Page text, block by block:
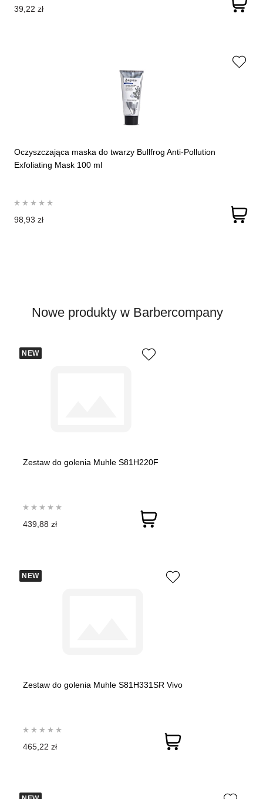
39,22 zł
Oczyszczająca maska ​​do twarzy Bullfrog Anti-Pollution
Exfoliating Mask 100 ml
98,93 zł
Nowe produkty w Barbercompany
NEW
Zestaw do golenia Muhle S81H220F
439,88 zł
NEW
Zestaw do golenia Muhle S81H331SR Vivo
465,22 zł